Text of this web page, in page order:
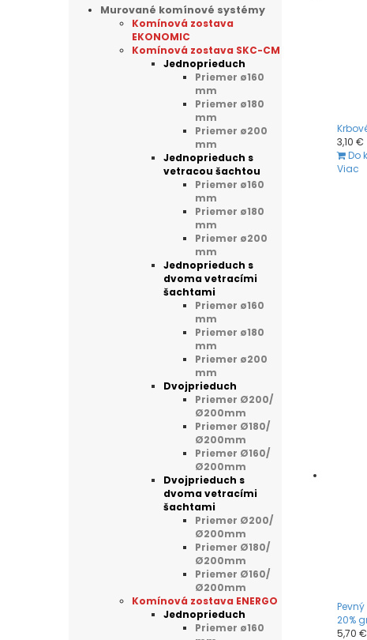
Murované komínové systémy
Komínová zostava
EKONOMIC
Komínová zostava SKC-CM
Jednoprieduch
Priemer ø160
mm
Priemer ø180
mm
Priemer ø200
mm
Jednoprieduch s
vetracou šachtou
Priemer ø160
mm
Priemer ø180
mm
Priemer ø200
mm
Jednoprieduch s
dvoma vetracími
šachtami
Priemer ø160
mm
Priemer ø180
mm
Priemer ø200
mm
Dvojprieduch
Priemer Ø200/
Ø200mm
Priemer Ø180/
Ø200mm
Priemer Ø160/
Ø200mm
Dvojprieduch s
dvoma vetracími
šachtami
Priemer Ø200/
Ø200mm
Priemer Ø180/
Ø200mm
Priemer Ø160/
Ø200mm
Komínová zostava ENERGO
Jednoprieduch
Priemer ø160
3,10 €
Do
Viac
20%
5,70 €